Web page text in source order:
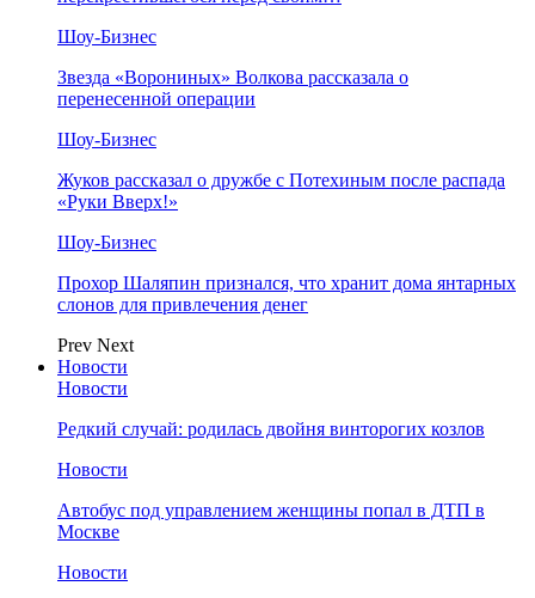
Шоу-Бизнес
Звезда «Ворониных» Волкова рассказала о
перенесенной операции
Шоу-Бизнес
Жуков рассказал о дружбе с Потехиным после распада
«Руки Вверх!»
Шоу-Бизнес
Прохор Шаляпин признался, что хранит дома янтарных
слонов для привлечения денег
Prev Next
Новости
Новости
Редкий случай: родилась двойня винторогих козлов
Новости
Автобус под управлением женщины попал в ДТП в
Москве
Новости